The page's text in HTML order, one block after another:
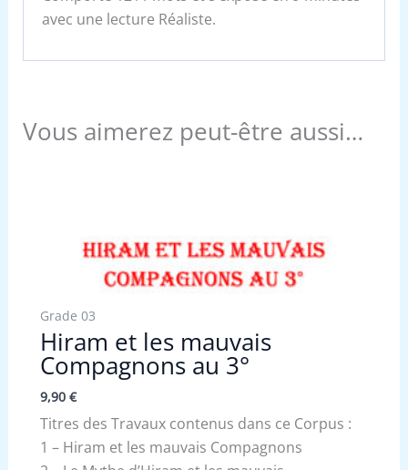
avec une lecture Réaliste.
Vous aimerez peut-être aussi…
Grade 03
Hiram et les mauvais
Compagnons au 3°
9,90 €
Titres des Travaux contenus dans ce Corpus :
1 – Hiram et les mauvais Compagnons